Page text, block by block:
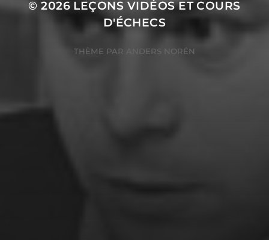
© 2026 LEÇONS VIDÉOS ET COURS
D'ÉCHECS
THÈME PAR ANDERS NORÉN